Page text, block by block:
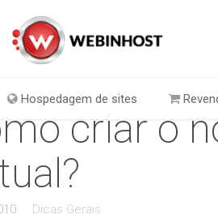
Hospedagem de sites
criar o
Dicas Gerais